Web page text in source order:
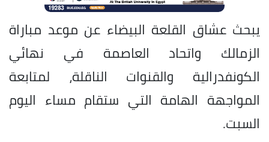
يبحث عشاق القلعة البيضاء عن موعد مباراة
الزمالك واتحاد العاصمة في نهائي
الكونفدرالية والقنوات الناقلة، لمتابعة
المواجهة الهامة التي ستقام مساء اليوم
السبت.